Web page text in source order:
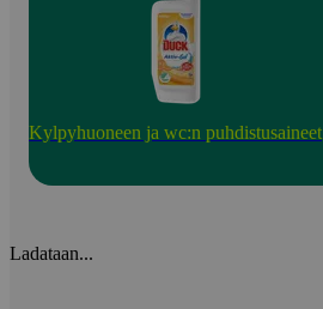
Kylpyhuoneen ja wc:n puhdistusaineet
Ladataan...